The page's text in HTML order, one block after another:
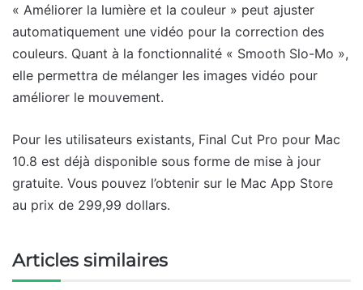
« Améliorer la lumière et la couleur » peut ajuster
automatiquement une vidéo pour la correction des
couleurs. Quant à la fonctionnalité « Smooth Slo-Mo »,
elle permettra de mélanger les images vidéo pour
améliorer le mouvement.
Pour les utilisateurs existants, Final Cut Pro pour Mac
10.8 est déjà disponible sous forme de mise à jour
gratuite. Vous pouvez l’obtenir sur le Mac App Store
au prix de 299,99 dollars.
Articles similaires